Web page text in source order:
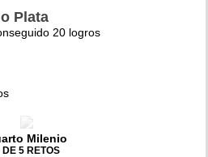
Plata
20 logros
Milenio
DE 5 RETOS